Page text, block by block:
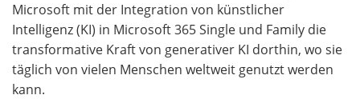
Microsoft mit der Integration von künstlicher
Intelligenz (KI) in Microsoft 365 Single und Family die
transformative Kraft von generativer KI dorthin, wo sie
täglich von vielen Menschen weltweit genutzt werden
kann.